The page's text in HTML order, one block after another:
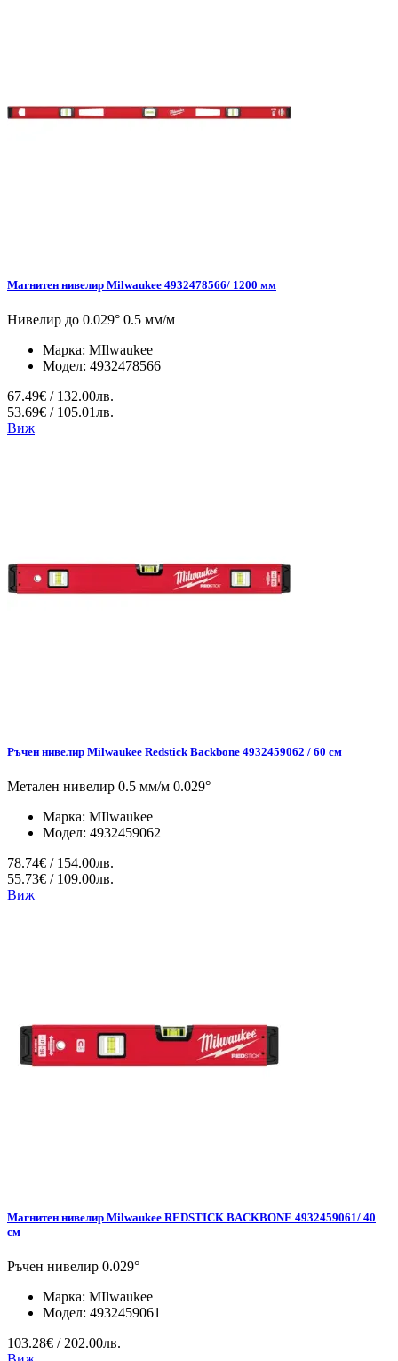
Магнитен нивелир Milwaukee 4932478566/ 1200 мм
Нивелир до 0.029° 0.5 мм/м
Марка: MIlwaukee
Модел: 4932478566
67.49€ / 132.00лв.
53.69€ / 105.01лв.
Виж
Ръчен нивелир Milwaukee Redstick Backbone 4932459062 / 60 см
Метален нивелир 0.5 мм/м 0.029°
Марка: MIlwaukee
Модел: 4932459062
78.74€ / 154.00лв.
55.73€ / 109.00лв.
Виж
Магнитен нивелир Milwaukee REDSTICK BACKBONE 4932459061/ 40
см
Ръчен нивелир 0.029°
Марка: MIlwaukee
Модел: 4932459061
103.28€ / 202.00лв.